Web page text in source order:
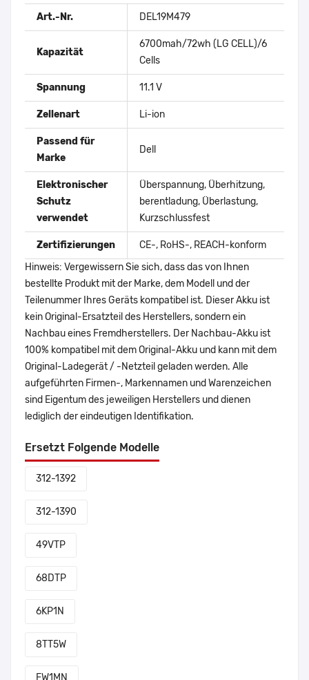
Art.-Nr. DEL19M479
Kapazität
6700mah/72wh (LG CELL)/6
Cells
Spannung 11.1 V
Zellenart Li-ion
Passend für
Marke
Dell
Elektronischer
Schutz
verwendet
Überspannung, Überhitzung,
berentladung, Überlastung,
Kurzschlussfest
Zertifizierungen
CE-, RoHS-, REACH-konform
Hinweis: Vergewissern Sie sich, dass das von Ihnen
bestellte Produkt mit der Marke, dem Modell und der
Teilenummer Ihres Geräts kompatibel ist. Dieser Akku ist
kein Original-Ersatzteil des Herstellers, sondern ein
Nachbau eines Fremdherstellers. Der Nachbau-Akku ist
100% kompatibel mit dem Original-Akku und kann mit dem
Original-Ladegerät / -Netzteil geladen werden. Alle
aufgeführten Firmen-, Markennamen und Warenzeichen
sind Eigentum des jeweiligen Herstellers und dienen
lediglich der eindeutigen Identifikation.
Ersetzt Folgende Modelle
312-1392
312-1390
49VTP
68DTP
6KP1N
8TT5W